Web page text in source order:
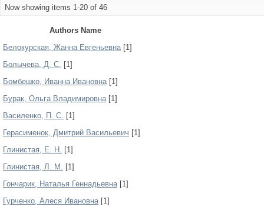
Now showing items 1-20 of 46
Authors Name
Белокурская, Жанна Евгеньевна[1]
Болычева, Д. С. [1]
Бомбешко, Иванна Ивановна[1]
Бурак, Ольга Владимировна[1]
Василенко, П. С. [1]
Герасименок, Дмитрий Васильевич [1]
Глинистая, Е. Н. [1]
Глинистая, Л. М. [1]
Гончарик, Наталья Геннадьевна[1]
Гурченко, Алеся Ивановна[1]